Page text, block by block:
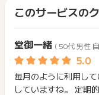
2019年7月1日より
複数商品を購入され
捨てに変更となります。
そのため、獲得予定
ございます。予めご
い物を複数回ご利用
・他のポイントサイ
て一度でも同サービ
ご利用前には、
します。
サービス・お買い物
法がある場合、必ず
ン期間が予告なしに
れた時点の条件が適
っているため、広告
ません。
そのため、ポイント
広告主様に直接行わ
楽天市場とは楽天が
り、国内最大級のイン
す。
楽天市場で買い物を
このサービスの
堂御一緒 ( 50代 男性
毎月のように利用し
していますね。 定期